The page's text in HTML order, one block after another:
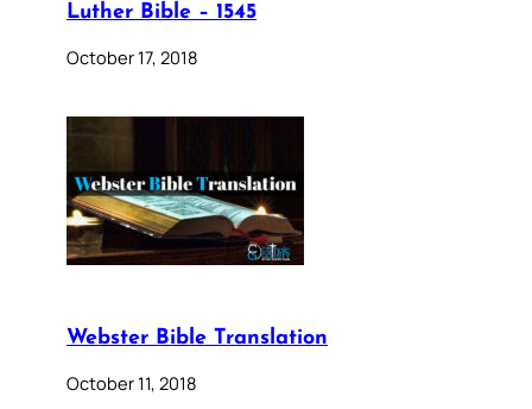
Luther Bible – 1545
October 17, 2018
Webster Bible Translation
October 11, 2018